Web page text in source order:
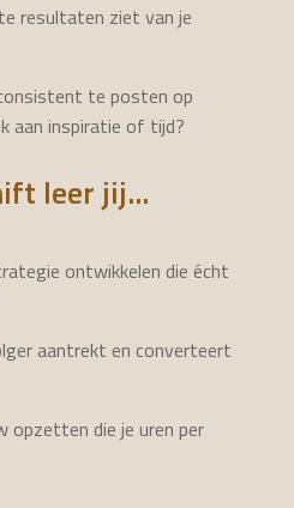
resultaten ziet van je
te posten op
aan inspiratie of tijd?
leer jij...
ontwikkelen die écht
aantrekt en converteert
opzetten die je uren per